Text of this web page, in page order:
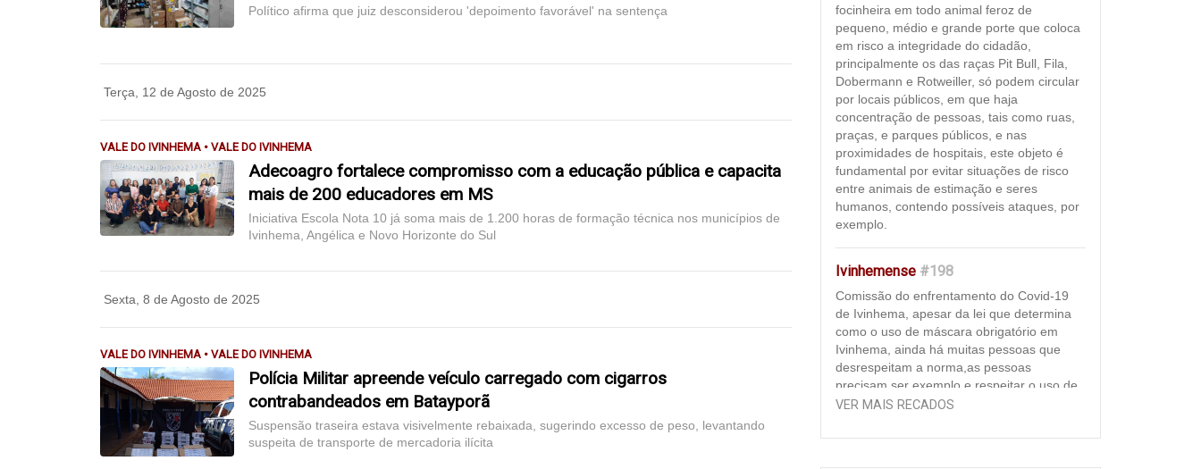
Político afirma que juiz desconsiderou 'depoimento favorável' na sentença
Terça, 12 de Agosto de 2025
VALE DO IVINHEMA • VALE DO IVINHEMA
Adecoagro fortalece compromisso com a educação pública e capacita
mais de 200 educadores em MS
Iniciativa Escola Nota 10 já soma mais de 1.200 horas de formação técnica nos municípios de
Ivinhema, Angélica e Novo Horizonte do Sul
Sexta, 8 de Agosto de 2025
VALE DO IVINHEMA • VALE DO IVINHEMA
Polícia Militar apreende veículo carregado com cigarros
contrabandeados em Batayporã
Suspensão traseira estava visivelmente rebaixada, sugerindo excesso de peso, levantando
suspeita de transporte de mercadoria ilícita
focinheira em todo animal feroz de
pequeno, médio e grande porte que coloca
em risco a integridade do cidadão,
principalmente os das raças Pit Bull, Fila,
Dobermann e Rotweiller, só podem circular
por locais públicos, em que haja
concentração de pessoas, tais como ruas,
praças, e parques públicos, e nas
proximidades de hospitais, este objeto é
fundamental por evitar situações de risco
entre animais de estimação e seres
humanos, contendo possíveis ataques, por
exemplo.
Ivinhemense #198
Comissão do enfrentamento do Covid-19
de Ivinhema, apesar da lei que determina
como o uso de máscara obrigatório em
Ivinhema, ainda há muitas pessoas que
desrespeitam a norma,as pessoas
precisam ser exemplo e respeitar o uso de
máscara como "regra de convivência". Ao
o vírus que pode estar circulando à sua
VER MAIS RECADOS